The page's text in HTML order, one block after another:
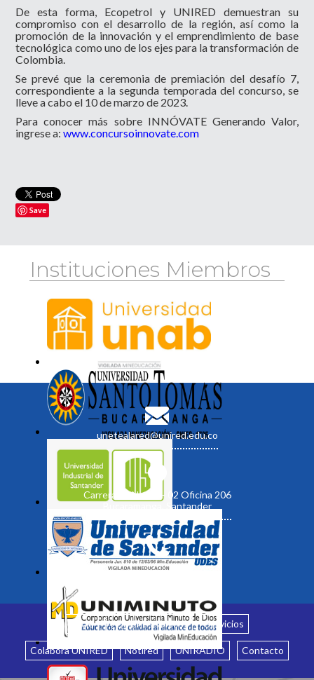
De esta forma, Ecopetrol y UNIRED demuestran su
compromiso con el desarrollo de la región, así como la
promoción de la innovación y el emprendimiento de base
tecnológica como uno de los ejes para la transformación de
Colombia.
Se prevé que la ceremonia de premiación del desafío 7,
correspondiente a la segunda temporada del concurso, se
lleve a cabo el 10 de marzo de 2023.
Para conocer más sobre INNÓVATE Generando Valor,
ingrese a:www.concursoinnovate.com
Save
Instituciones Miembros
unetealared@unired.edu.co
Carrera 19 No. 35 - 02 Oficina 206
Bucaramanga, Santander
Inicio ¿Quiénes somos? Servicios
Colabora UNIRED Notired UNIRADIO Contacto